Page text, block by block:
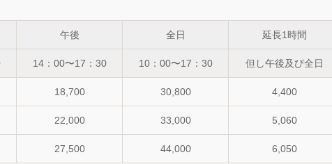
午後 全日 延長1時間
14：00〜17：30 10：00〜17：30 但し午後及び全日
18,700 30,800 4,400
22,000 33,000 5,060
27,500 44,000 6,050